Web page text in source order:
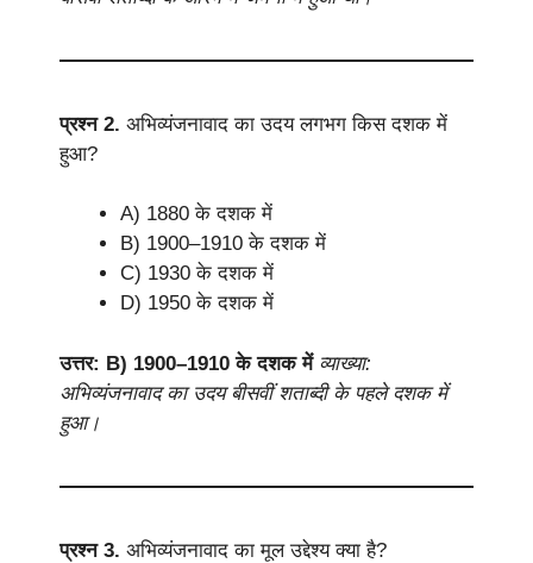
प्रश्न 2. अभिव्यंजनावाद का उदय लगभग किस दशक में
हुआ?
A) 1880 के दशक में
B) 1900–1910 के दशक में
C) 1930 के दशक में
D) 1950 के दशक में
उत्तर: B) 1900–1910 के दशक में व्याख्या:
अभिव्यंजनावाद का उदय बीसवीं शताब्दी के पहले दशक में
हुआ।
प्रश्न 3. अभिव्यंजनावाद का मूल उद्देश्य क्या है?